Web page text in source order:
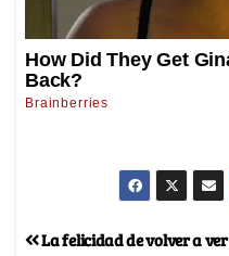
La felicidad de volver a